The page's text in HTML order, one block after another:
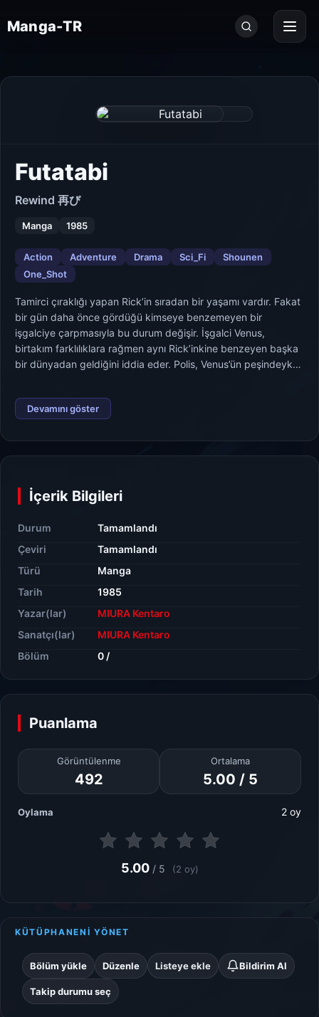
Manga-TR
Seri
ara...
Futatabi
Rewind 再び
Manga 1985
Action Adventure Drama Sci_Fi
Shounen
One_Shot
Tamirci çıraklığı yapan Rick’in sıradan bir yaşamı vardır. Fakat
bir gün daha önce gördüğü kimseye benzemeyen bir
işgalciye çarpmasıyla bu durum değişir. İşgalci Venus,
birtakım farklılıklara rağmen aynı Rick’inkine benzeyen başka
bir dünyadan geldiğini iddia eder. Polis, Venus’ün peşindeyken
Devamını göster
KÜTÜPHANENİ YÖNET
Bölüm yükle Düzenle Listeye ekle Bildirim Al
Takip durumu seç
İçerik Bilgileri
Durum
Tamamlandı
Çeviri
Tamamlandı
Türü
Manga
Tarih
1985
Yazar(lar)
MIURA Kentaro
Sanatçı(lar)
MIURA Kentaro
Bölüm
0 /
Puanlama
Görüntülenme
492
Ortalama
5.00 / 5
Oylama 2 oy
5.00/ 5 (2 oy)